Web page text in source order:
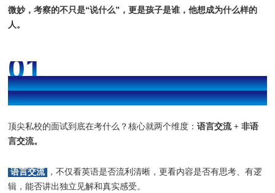
微妙，考察的不只是“说什么”，更是孩子是谁，他想成为什么样的
人。
01
语言+非语言
2大维度拆解顶私面试
顶尖私校的面试到底在考什么？核心就两个维度：语言交流 + 非语
言交流。
语言交流 ，不仅看英语是否流利清晰，更看内容是否有思考、有逻
辑，能否讲出独立见解和真实感受。